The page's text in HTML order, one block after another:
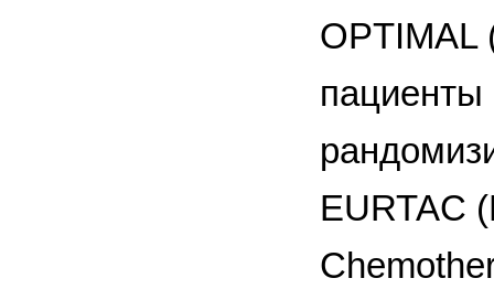
OPTIMAL
пациенты
EURTAC